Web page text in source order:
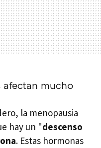
afectan mucho
la menopausia
hay un "descenso
. Estas hormonas